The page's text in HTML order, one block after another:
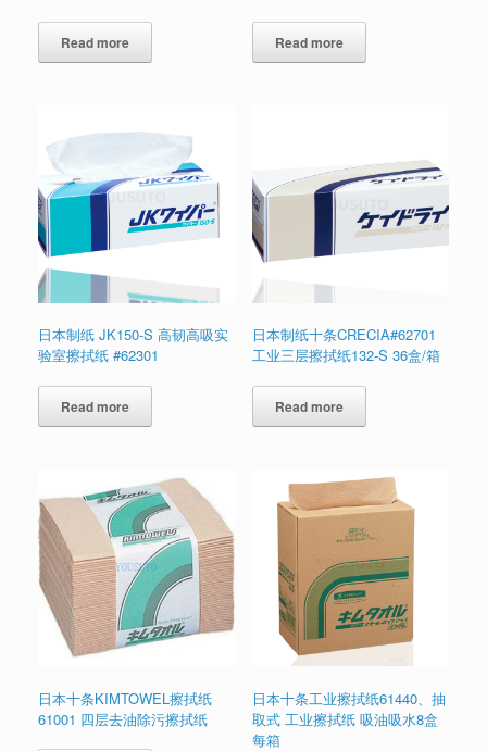
Read more Read more
日本制纸 JK150-S 高韧高吸实
验室擦拭纸 #62301
Read more
日本制纸十条CRECIA#62701
工业三层擦拭纸132-S 36盒/箱
Read more
日本十条KIMTOWEL擦拭纸
61001 四层去油除污擦拭纸
日本十条工业擦拭纸61440、抽
取式 工业擦拭纸 吸油吸水8盒
每箱